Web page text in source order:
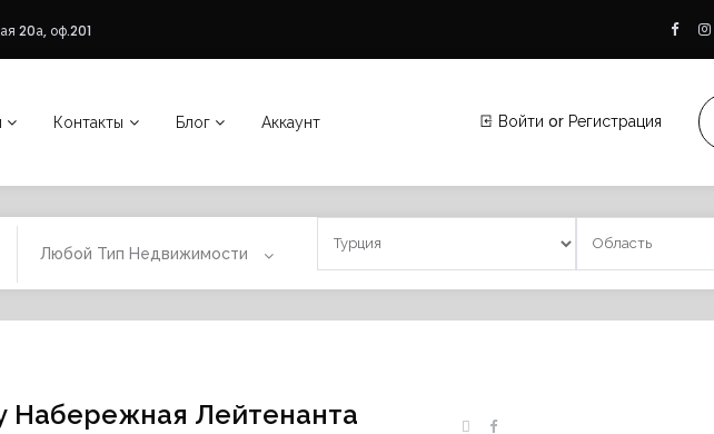
20а, оф.201
Контакты Блог Аккаунт Войти or Регистрация
Любой Тип Недвижимости
Набережная Лейтенанта